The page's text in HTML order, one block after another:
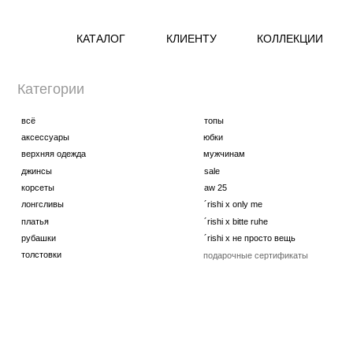
КОЛЛЕКЦИИ
КЛИЕНТУ
КАТАЛОГ
мужчинам
толстовки
джинсы
верхняя одежда
аксессуары